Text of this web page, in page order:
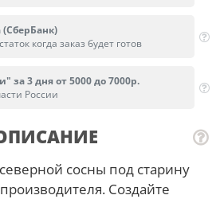
(СберБанк)
когда заказ будет готов
за 3 дня от 5000 до 7000р.
России
сосны под старину
Создайте